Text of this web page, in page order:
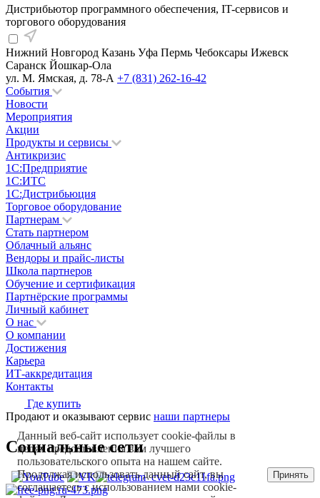
Дистрибьютор программного обеспечения, IT-сервисов и
торгового оборудования
Нижний Новгород Казань Уфа Пермь Чебоксары Ижевск
Саранск Йошкар-Ола
ул. М. Ямская, д. 78-А +7 (831) 262-16-42
События
Новости
Мероприятия
Акции
Продукты и сервисы
Антикризис
1С:Предприятие
1С:ИТС
1С:Дистрибьюция
Торговое оборудование
Партнерам
Стать партнером
Облачный альянс
Вендоры и прайс-листы
Школа партнеров
Обучение и сертификация
Партнёрские программы
Личный кабинет
О нас
О компании
Достижения
Карьера
ИТ-аккредитация
Контакты
Где купить
Продают и оказывают сервис наши партнеры
Социальные сети
Данный веб-сайт использует cookie-файлы в
целях предоставления вам лучшего
пользовательского опыта на нашем сайте.
Продолжая использовать данный сайт, вы
соглашаетесь с использованием нами cookie-
Принять